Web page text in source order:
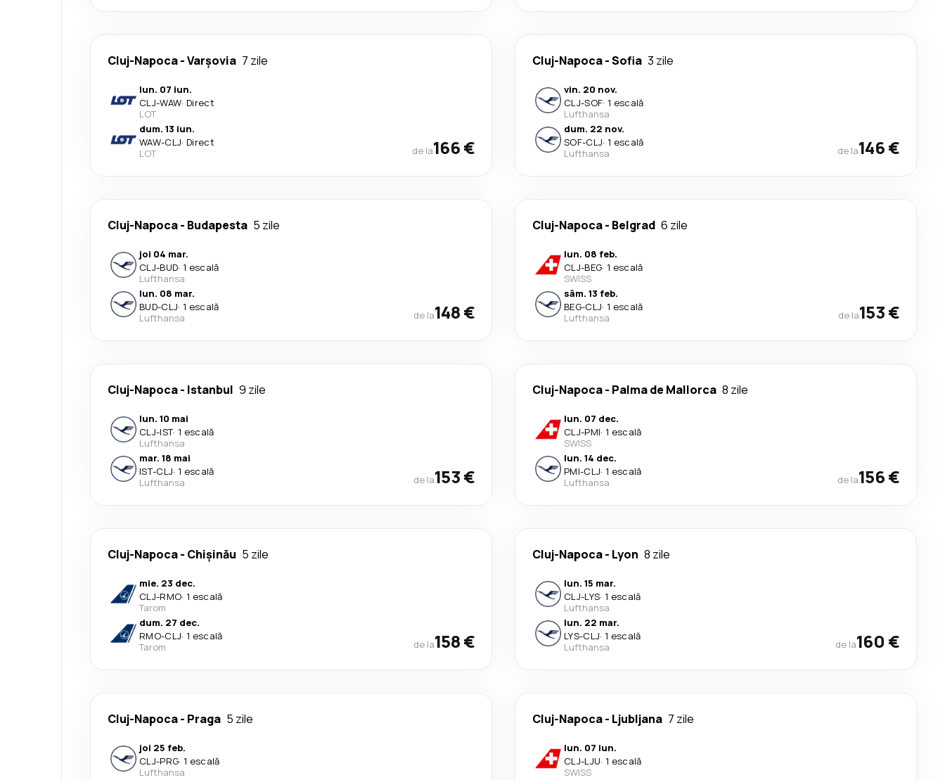
Cluj-Napoca-Varşovia 7 zile
lun. 07 iun.
CLJ-WAW· Direct
LOT
dum. 13 iun.
WAW-CLJ· Direct
LOT
de la166 €
Cluj-Napoca-Sofia 3 zile
vin. 20 nov.
CLJ-SOF· 1 escală
Lufthansa
dum. 22 nov.
SOF-CLJ· 1 escală
Lufthansa
de la146 €
Cluj-Napoca- Budapesta 5 zile
joi 04 mar.
CLJ-BUD· 1 escală
Lufthansa
lun. 08 mar.
BUD-CLJ· 1 escală
Lufthansa
de la148 €
Cluj-Napoca- Belgrad 6 zile
lun. 08 feb.
CLJ-BEG· 1 escală
SWISS
sâm. 13 feb.
BEG-CLJ· 1 escală
Lufthansa
de la153 €
Cluj-Napoca- Istanbul 9 zile
lun. 10 mai
CLJ-IST· 1 escală
Lufthansa
mar. 18 mai
IST-CLJ· 1 escală
Lufthansa
de la153 €
Cluj-Napoca- Palma de Mallorca 8 zile
lun. 07 dec.
CLJ-PMI· 1 escală
SWISS
lun. 14 dec.
PMI-CLJ· 1 escală
Lufthansa
de la156 €
Cluj-Napoca- Chișinău 5 zile
mie. 23 dec.
CLJ-RMO· 1 escală
Tarom
dum. 27 dec.
RMO-CLJ· 1 escală
Tarom
de la158 €
Cluj-Napoca- Lyon 8 zile
lun. 15 mar.
CLJ-LYS· 1 escală
Lufthansa
lun. 22 mar.
LYS-CLJ· 1 escală
Lufthansa
de la160 €
Cluj-Napoca- Praga 5 zile
joi 25 feb.
CLJ-PRG· 1 escală
Lufthansa
Cluj-Napoca- Ljubljana 7 zile
lun. 07 iun.
CLJ-LJU· 1 escală
SWISS